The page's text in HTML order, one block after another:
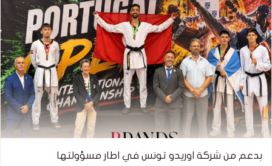
بدعم من شركة اوريدو تونس في اطار مسؤولتها